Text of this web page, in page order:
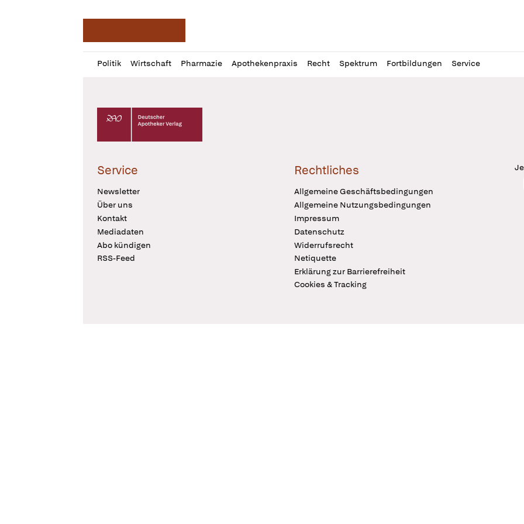
Politik Wirtschaft Pharmazie Apothekenpraxis Recht Spektrum Fortbildungen Service
Profil
öffnen
Daz
Pur
Deutscher Apotheker Verlag Logo
Service
Newsletter
Über uns
Kontakt
Mediadaten
Abo kündigen
RSS-Feed
Rechtliches
Allgemeine Geschäftsbedingungen
Allgemeine Nutzungsbedingungen
Impressum
Datenschutz
Widerrufsrecht
Netiquette
Erklärung zur Barrierefreiheit
Cookies & Tracking